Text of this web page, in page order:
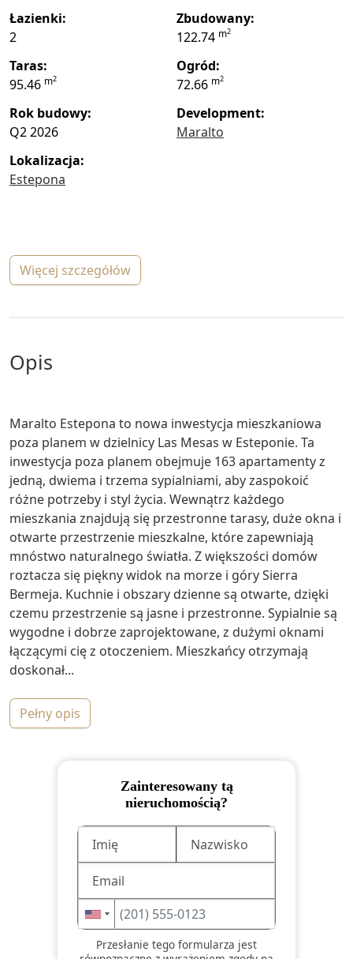
łazienki:
2
zbudowany:
122.74 m2
taras:
95.46 m2
ogród:
72.66 m2
rok budowy:
Q2 2026
Development:
Maralto
lokalizacja:
Estepona
więcej szczegółów
opis
Maralto Estepona to nowa inwestycja mieszkaniowa
poza planem w dzielnicy Las Mesas w Esteponie. Ta
inwestycja poza planem obejmuje 163 apartamenty z
jedną, dwiema i trzema sypialniami, aby zaspokoić
różne potrzeby i styl życia. Wewnątrz każdego
mieszkania znajdują się przestronne tarasy, duże okna i
otwarte przestrzenie mieszkalne, które zapewniają
mnóstwo naturalnego światła. Z większości domów
roztacza się piękny widok na morze i góry Sierra
Bermeja. Kuchnie i obszary dzienne są otwarte, dzięki
czemu przestrzenie są jasne i przestronne. Sypialnie są
wygodne i dobrze zaprojektowane, z dużymi oknami
łączącymi cię z otoczeniem. Mieszkańcy otrzymają
doskonał...
pełny opis
Zainteresowany tą
nieruchomością?
Przesłanie tego formularza jest